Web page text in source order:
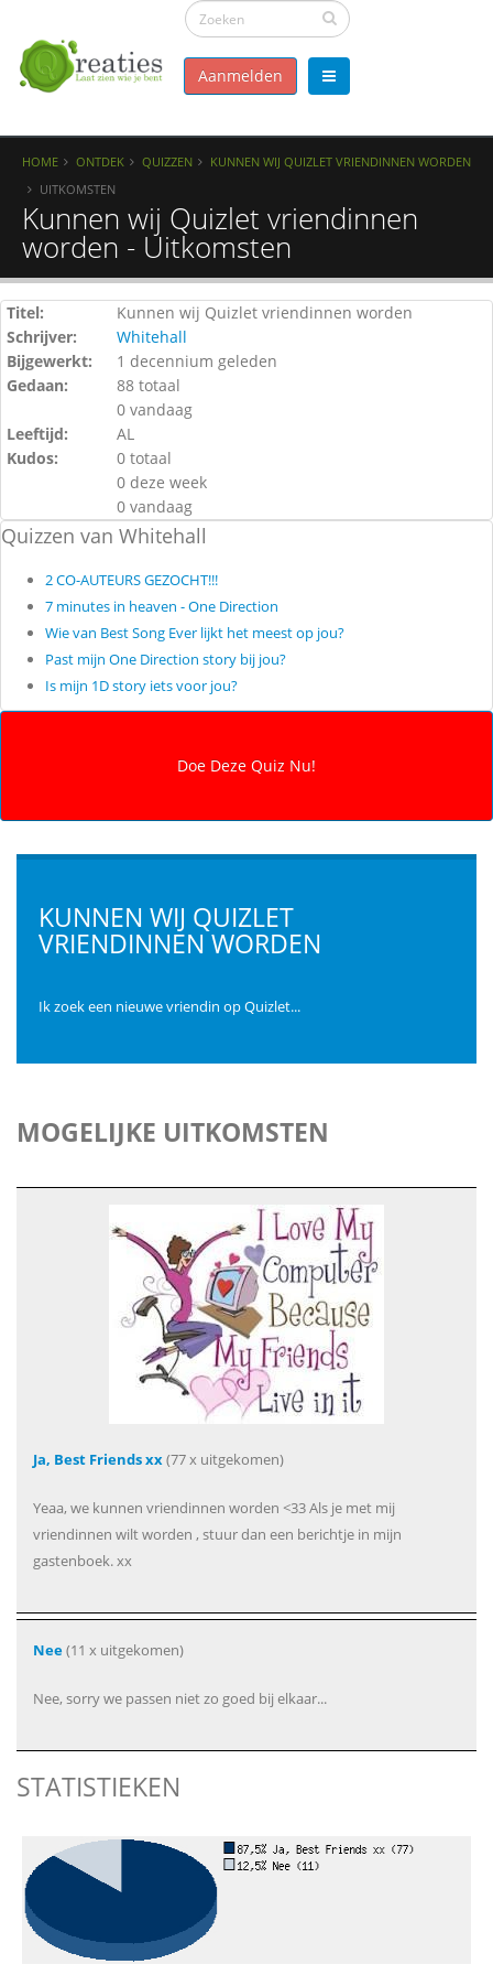
Aanmelden
HOME ONTDEK QUIZZEN
KUNNEN WIJ QUIZLET VRIENDINNEN WORDEN
UITKOMSTEN
Kunnen wij Quizlet vriendinnen
worden - Uitkomsten
Titel:
Kunnen wij Quizlet vriendinnen worden
Schrijver:
Whitehall
Bijgewerkt:
1 decennium geleden
Gedaan:
88 totaal
0 vandaag
Leeftijd:
AL
Kudos:
0 totaal
0 deze week
0 vandaag
Quizzen van Whitehall
2 CO-AUTEURS GEZOCHT!!!
7 minutes in heaven - One Direction
Wie van Best Song Ever lijkt het meest op jou?
Past mijn One Direction story bij jou?
Is mijn 1D story iets voor jou?
KUNNEN WIJ QUIZLET
VRIENDINNEN WORDEN
Ik zoek een nieuwe vriendin op Quizlet...
MOGELIJKE UITKOMSTEN
Ja, Best Friends xx(77 x uitgekomen)
Yeaa, we kunnen vriendinnen worden <33 Als je met mij
vriendinnen wilt worden , stuur dan een berichtje in mijn
gastenboek. xx
Nee(11 x uitgekomen)
Nee, sorry we passen niet zo goed bij elkaar...
STATISTIEKEN